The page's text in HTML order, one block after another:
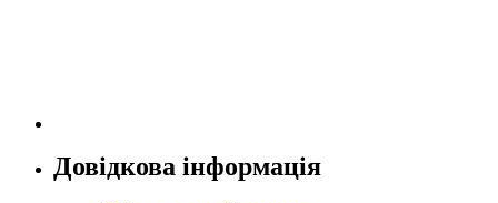
Довідкова інформація